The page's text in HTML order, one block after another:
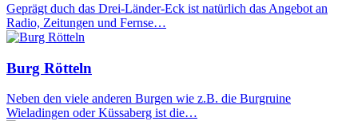
Geprägt duch das Drei-Länder-Eck ist natürlich das Angebot an
Radio, Zeitungen und Fernse…
Burg Rötteln
Neben den viele anderen Burgen wie z.B. die Burgruine
Wieladingen oder Küssaberg ist die…